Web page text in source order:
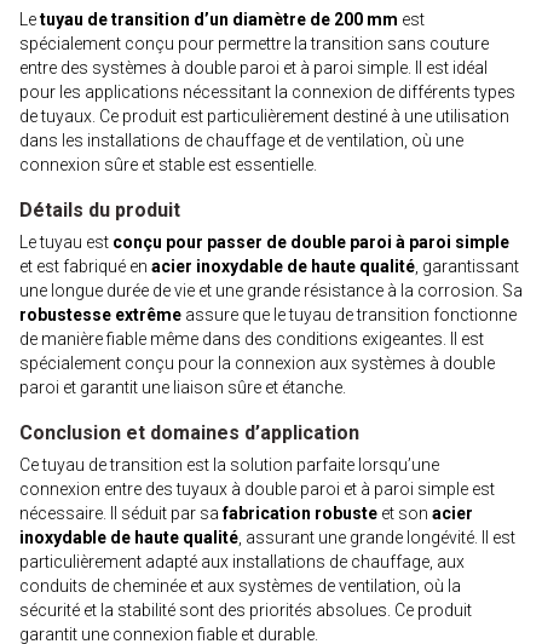
Letuyau de transition d’un diamètre de 200 mm est
spécialement conçu pour permettre la transition sans couture
entre des systèmes à double paroi et à paroi simple. Il est idéal
pour les applications nécessitant la connexion de différents types
de tuyaux. Ce produit est particulièrement destiné à une utilisation
dans les installations de chauffage et de ventilation, où une
connexion sûre et stable est essentielle.
Détails du produit
Le tuyau est conçu pour passer de double paroi à paroi simple
et est fabriqué en acier inoxydable de haute qualité , garantissant
une longue durée de vie et une grande résistance à la corrosion. Sa
robustesse extrême assure que le tuyau de transition fonctionne
de manière fiable même dans des conditions exigeantes. Il est
spécialement conçu pour la connexion aux systèmes à double
paroi et garantit une liaison sûre et étanche.
Conclusion et domaines d’application
Ce tuyau de transition est la solution parfaite lorsqu’une
connexion entre des tuyaux à double paroi et à paroi simple est
nécessaire. Il séduit par safabrication robuste et son acier
inoxydable de haute qualité , assurant une grande longévité. Il est
particulièrement adapté aux installations de chauffage, aux
conduits de cheminée et aux systèmes de ventilation, où la
sécurité et la stabilité sont des priorités absolues. Ce produit
garantit une connexion fiable et durable.